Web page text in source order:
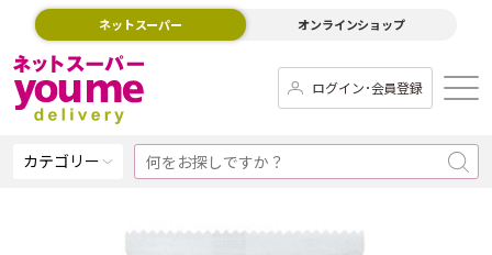
ネットスーパー オンラインショップ
ログイン･会員登録
カテゴリー